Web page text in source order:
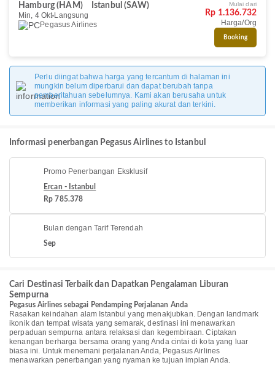
Hamburg (HAM)
Istanbul (SAW)
Min, 4 Okt Langsung
Pegasus Airlines
Mulai dari
Rp 1.136.732
Harga/Org
Booking
Perlu diingat bahwa harga yang tercantum di halaman ini
mungkin belum diperbarui dan dapat berubah tanpa
pemberitahuan sebelumnya. Kami akan berusaha untuk
memberikan informasi yang paling akurat dan terkini.
Informasi penerbangan Pegasus Airlines to Istanbul
Promo Penerbangan Eksklusif
Ercan - Istanbul
Rp 785.378
Bulan dengan Tarif Terendah
Sep
Cari Destinasi Terbaik dan Dapatkan Pengalaman Liburan
Sempurna
Pegasus Airlines sebagai Pendamping Perjalanan Anda
Rasakan keindahan alam Istanbul yang menakjubkan. Dengan landmark
ikonik dan tempat wisata yang semarak, destinasi ini menawarkan
perpaduan sempurna antara relaksasi dan kegembiraan. Ciptakan
kenangan berharga bersama orang yang Anda cintai di kota yang luar
biasa ini. Untuk menemani perjalanan Anda, Pegasus Airlines
menawarkan penerbangan yang nyaman ke tujuan impian Anda.